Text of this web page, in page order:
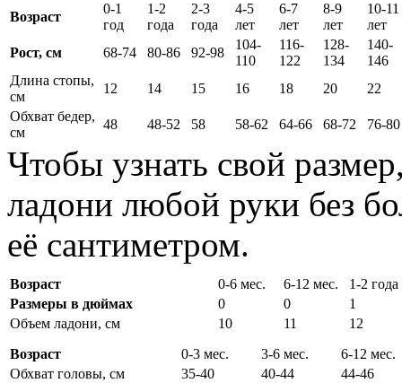
Возраст
0-1
год
1-2
года
2-3
года
4-5
лет
6-7
лет
8-9
лет
10-11
лет
Рост, см
68-74 80-86 92-98
104-
110
116-
122
128-
134
140-
146
Длина стопы,
см
12 14 15 16 18 20
22
Обхват бедер,
см
48 48-52 58 58-62 64-66 68-72 76-80
Чтобы узнать свой
ладони любой руки без
её сантиметром.
Возраст 0-6 мес. 6-12 мес.
1-2 года
Размеры в дюймах
0 0
1
Объем ладони, см
10 11
12
Возраст
0-3 мес. 3-6 мес.
6-12 мес.
Обхват головы, см
35-40 40-44 44-46